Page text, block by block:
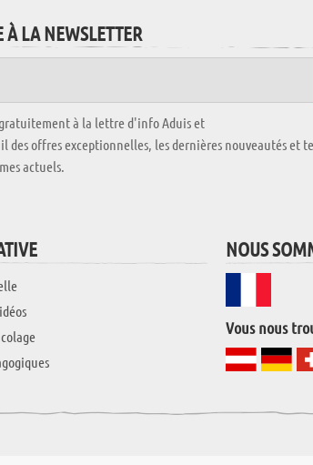
À LA NEWSLETTER
à la lettre d'info Aduis et
des offres exceptionnelles, les dernières nouveautés et
actuels.
NOUS
Vous nous